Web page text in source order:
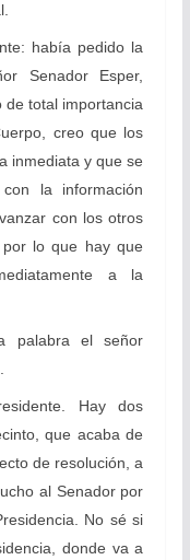
había pedido la
Senador Esper,
de total importancia
creo que los
inmediata y que se
la información
con los otros
lo que hay que
a la
palabra el señor
Hay dos
que acaba de
de resolución, a
al Senador por
No sé si
donde va a